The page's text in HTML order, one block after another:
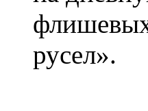
русел».